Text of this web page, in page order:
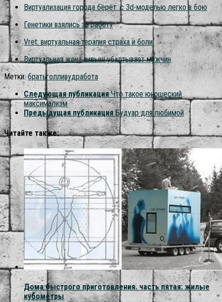
Виртуализация города берёт: с 3d-моделью легко в бою
Генетики взялись за работу
Vret: виртуальная терапия страха и боли
Виртуальная жена вивьен убалтывает мужчин
Метки: братьголливудработа
Следующая публикация Что такое юношеский
максимализм
Предыдущая публикация Будуар для любимой
Читайте также:
Дома быстрого приготовления. часть пятая: жилые
кубометры